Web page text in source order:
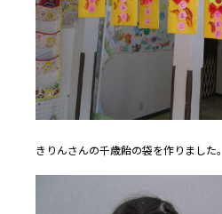
きりんさんの千歳飴の袋を作りました。